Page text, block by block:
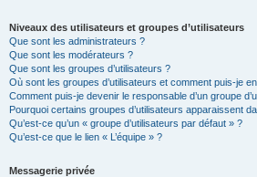
Niveaux des utilisateurs et groupes d’utilisateurs
Que sont les administrateurs ?
Que sont les modérateurs ?
Que sont les groupes d’utilisateurs ?
Où sont les groupes d’utilisateurs et comment puis-je
Comment puis-je devenir le responsable d’un groupe
Pourquoi certains groupes d’utilisateurs apparaissent
Qu’est-ce qu’un « groupe d’utilisateurs par défaut » ?
Qu’est-ce que le lien « L’équipe » ?
Messagerie privée